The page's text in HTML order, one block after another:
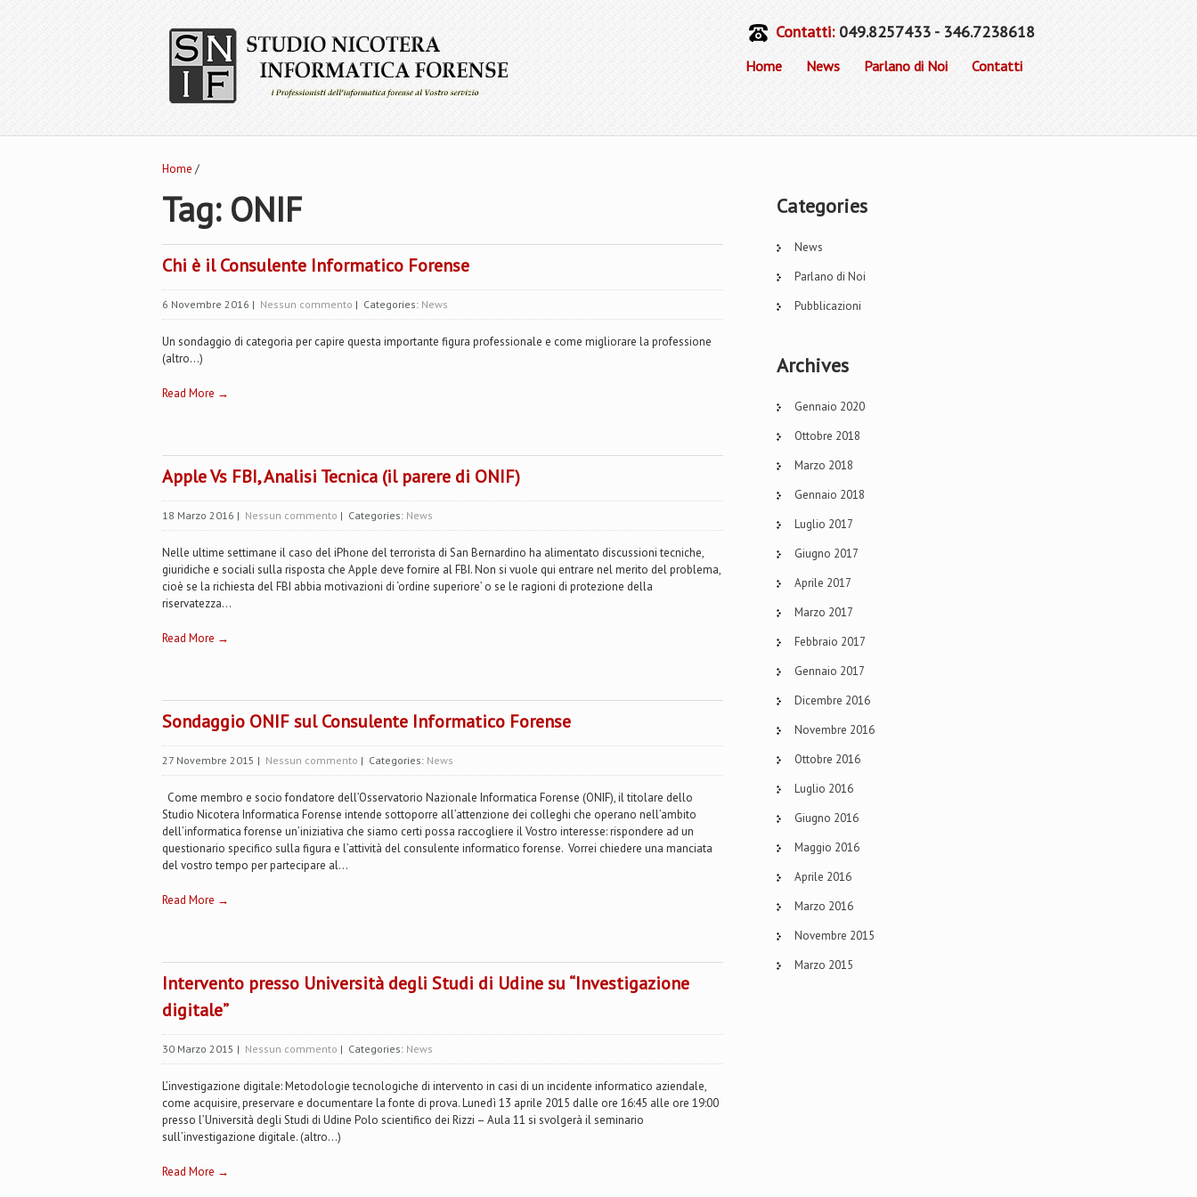
Contatti:049.8257433 - 346.7238618
Home News Parlano di Noi Contatti
Home /
Tag: ONIF
Chi è il Consulente Informatico Forense
6 Novembre 2016 | Nessun commento | Categories: News
Un sondaggio di categoria per capire questa importante figura professionale e come migliorare la professione
(altro…)
Read More →
Apple Vs FBI, Analisi Tecnica (il parere di ONIF)
18 Marzo 2016 | Nessun commento | Categories: News
Nelle ultime settimane il caso del iPhone del terrorista di San Bernardino ha alimentato discussioni tecniche,
giuridiche e sociali sulla risposta che Apple deve fornire al FBI. Non si vuole qui entrare nel merito del problema,
cioè se la richiesta del FBI abbia motivazioni di ‘ordine superiore’ o se le ragioni di protezione della
riservatezza...
Read More →
Sondaggio ONIF sul Consulente Informatico Forense
27 Novembre 2015 | Nessun commento | Categories: News
Come membro e socio fondatore dell’Osservatorio Nazionale Informatica Forense (ONIF), il titolare dello
Studio Nicotera Informatica Forense intende sottoporre all’attenzione dei colleghi che operano nell’ambito
dell’informatica forense un’iniziativa che siamo certi possa raccogliere il Vostro interesse: rispondere ad un
questionario specifico sulla figura e l’attività del consulente informatico forense. Vorrei chiedere una manciata
del vostro tempo per partecipare al...
Read More →
Intervento presso Università degli Studi di Udine su “Investigazione
digitale”
30 Marzo 2015 | Nessun commento | Categories: News
L’investigazione digitale: Metodologie tecnologiche di intervento in casi di un incidente informatico aziendale,
come acquisire, preservare e documentare la fonte di prova. Lunedì 13 aprile 2015 dalle ore 16:45 alle ore 19:00
presso l’Università degli Studi di Udine Polo scientifico dei Rizzi – Aula 11 si svolgerà il seminario
sull’investigazione digitale. (altro…)
Read More →
Categories
News
Parlano di Noi
Pubblicazioni
Archives
Gennaio 2020
Ottobre 2018
Marzo 2018
Gennaio 2018
Luglio 2017
Giugno 2017
Aprile 2017
Marzo 2017
Febbraio 2017
Gennaio 2017
Dicembre 2016
Novembre 2016
Ottobre 2016
Luglio 2016
Giugno 2016
Maggio 2016
Aprile 2016
Marzo 2016
Novembre 2015
Marzo 2015